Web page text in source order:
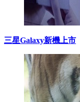
三星Galaxy新機上市